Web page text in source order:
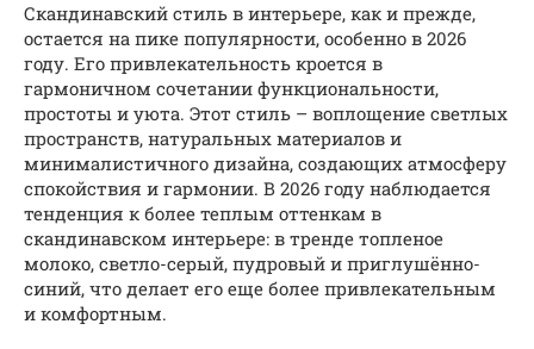
Скандинавский стиль в интерьере, как и прежде,
остается на пике популярности, особенно в 2026
году. Его привлекательность кроется в
гармоничном сочетании функциональности,
простоты и уюта. Этот стиль – воплощение светлых
пространств, натуральных материалов и
минималистичного дизайна, создающих атмосферу
спокойствия и гармонии. В 2026 году наблюдается
тенденция к более теплым оттенкам в
скандинавском интерьере: в тренде топленое
молоко, светло-серый, пудровый и приглушённо-
синий, что делает его еще более привлекательным
и комфортным.